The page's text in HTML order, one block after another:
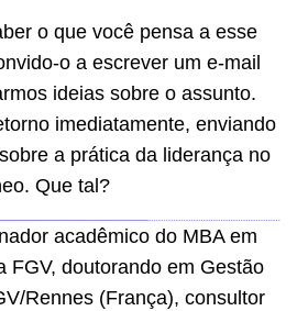
o que você pensa a esse
o a escrever um e-mail
ideias sobre o assunto.
imediatamente, enviando
a prática da liderança no
Que tal?
acadêmico do MBA em
FGV, doutorando em Gestão
Rennes (França), consultor